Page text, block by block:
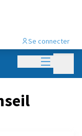
Menu
Se connecter